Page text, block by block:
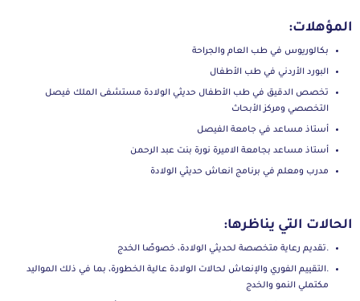
المؤهلات:
بكالوريوس في طب العام والجراحة
البورد الأردني في طب الأطفال
تخصص الدقيق في طب الأطفال حديثي الولادة مستشفى الملك فيصل
التخصصي ومركز الأبحاث
أستاذ مساعد في جامعة الفيصل
أستاذ مساعد بجامعة الاميرة نورة بنت عبد الرحمن
مدرب ومعلم في برنامج انعاش حديثي الولادة
الحالات التي يناظرها:
.تقديم رعاية متخصصة لحديثي الولادة، خصوصًا الخدج
.التقييم الفوري والإنعاش لحالات الولادة عالية الخطورة، بما في ذلك المواليد
مكتملي النمو والخدج